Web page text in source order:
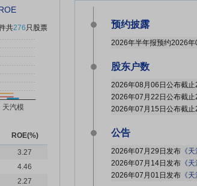
共276只股票
ROE(%)
3.27
4.46
2.27
预约披露
2026年半年报预约2026
股东户数
公告
2026年07月29日发布 《天
2026年07月14日发布 《
2026年07月01日发布 《